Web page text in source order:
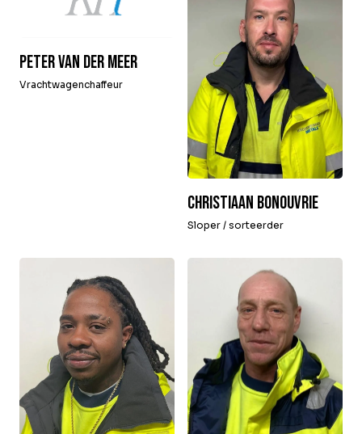
Peter van der Meer
Vrachtwagenchaffeur
Christiaan Bonouvrie
Sloper / sorteerder